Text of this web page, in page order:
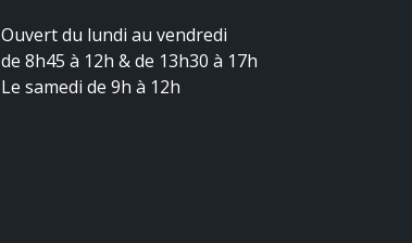
Ouvert du lundi au vendredi
de 8h45 à 12h & de 13h30 à 17h
Le samedi de 9h à 12h